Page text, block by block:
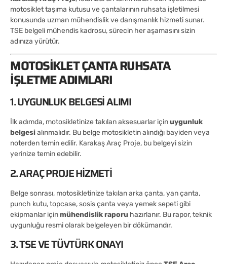
motosiklet taşıma kutusu ve çantalarının ruhsata işletilmesi
konusunda uzman mühendislik ve danışmanlık hizmeti sunar.
TSE belgeli mühendis kadrosu, sürecin her aşamasını sizin
adınıza yürütür.
MOTOSIKLET ÇANTA RUHSATA
İŞLETME ADIMLARI
1. UYGUNLUK BELGESI ALIMI
İlk adımda, motosikletinize takılan aksesuarlar içinuygunluk
belgesialınmalıdır. Bu belge motosikletin alındığı bayiden veya
noterden temin edilir. Karakaş Araç Proje, bu belgeyi sizin
yerinize temin edebilir.
2. ARAÇ PROJE HIZMETI
Belge sonrası, motosikletinize takılan arka çanta, yan çanta,
punch kutu, topcase, sosis çanta veya yemek sepeti gibi
ekipmanlar içinmühendislik raporu hazırlanır. Bu rapor, teknik
uygunluğu resmi olarak belgeleyen bir dökümandır.
3. TSE VE TÜVTÜRK ONAYI